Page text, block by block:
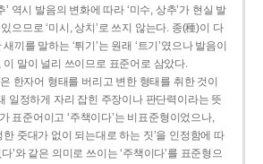
역시 발음의 변화에 따라 ‘미수, 상추’가 현실 발
으므로 ‘미시, 상치’로 쓰지 않는다. 종(種)이 다
끼를 말하는 ‘튀기’는 원래 ‘트기’였으나 발음이
이 말이 널리 쓰이므로 표준어로 삼았다.
한자어 형태를 버리고 변한 형태를 취한 것이
일정하게 자리 잡힌 주장이나 판단력이라는 뜻
표준어이고 ‘주책이다’는 비표준형이었으나,
한 줏대가 없이 되는대로 하는 짓’을 인정함에 따
’와 같은 의미로 쓰이는 ‘주책이다’를 표준형으